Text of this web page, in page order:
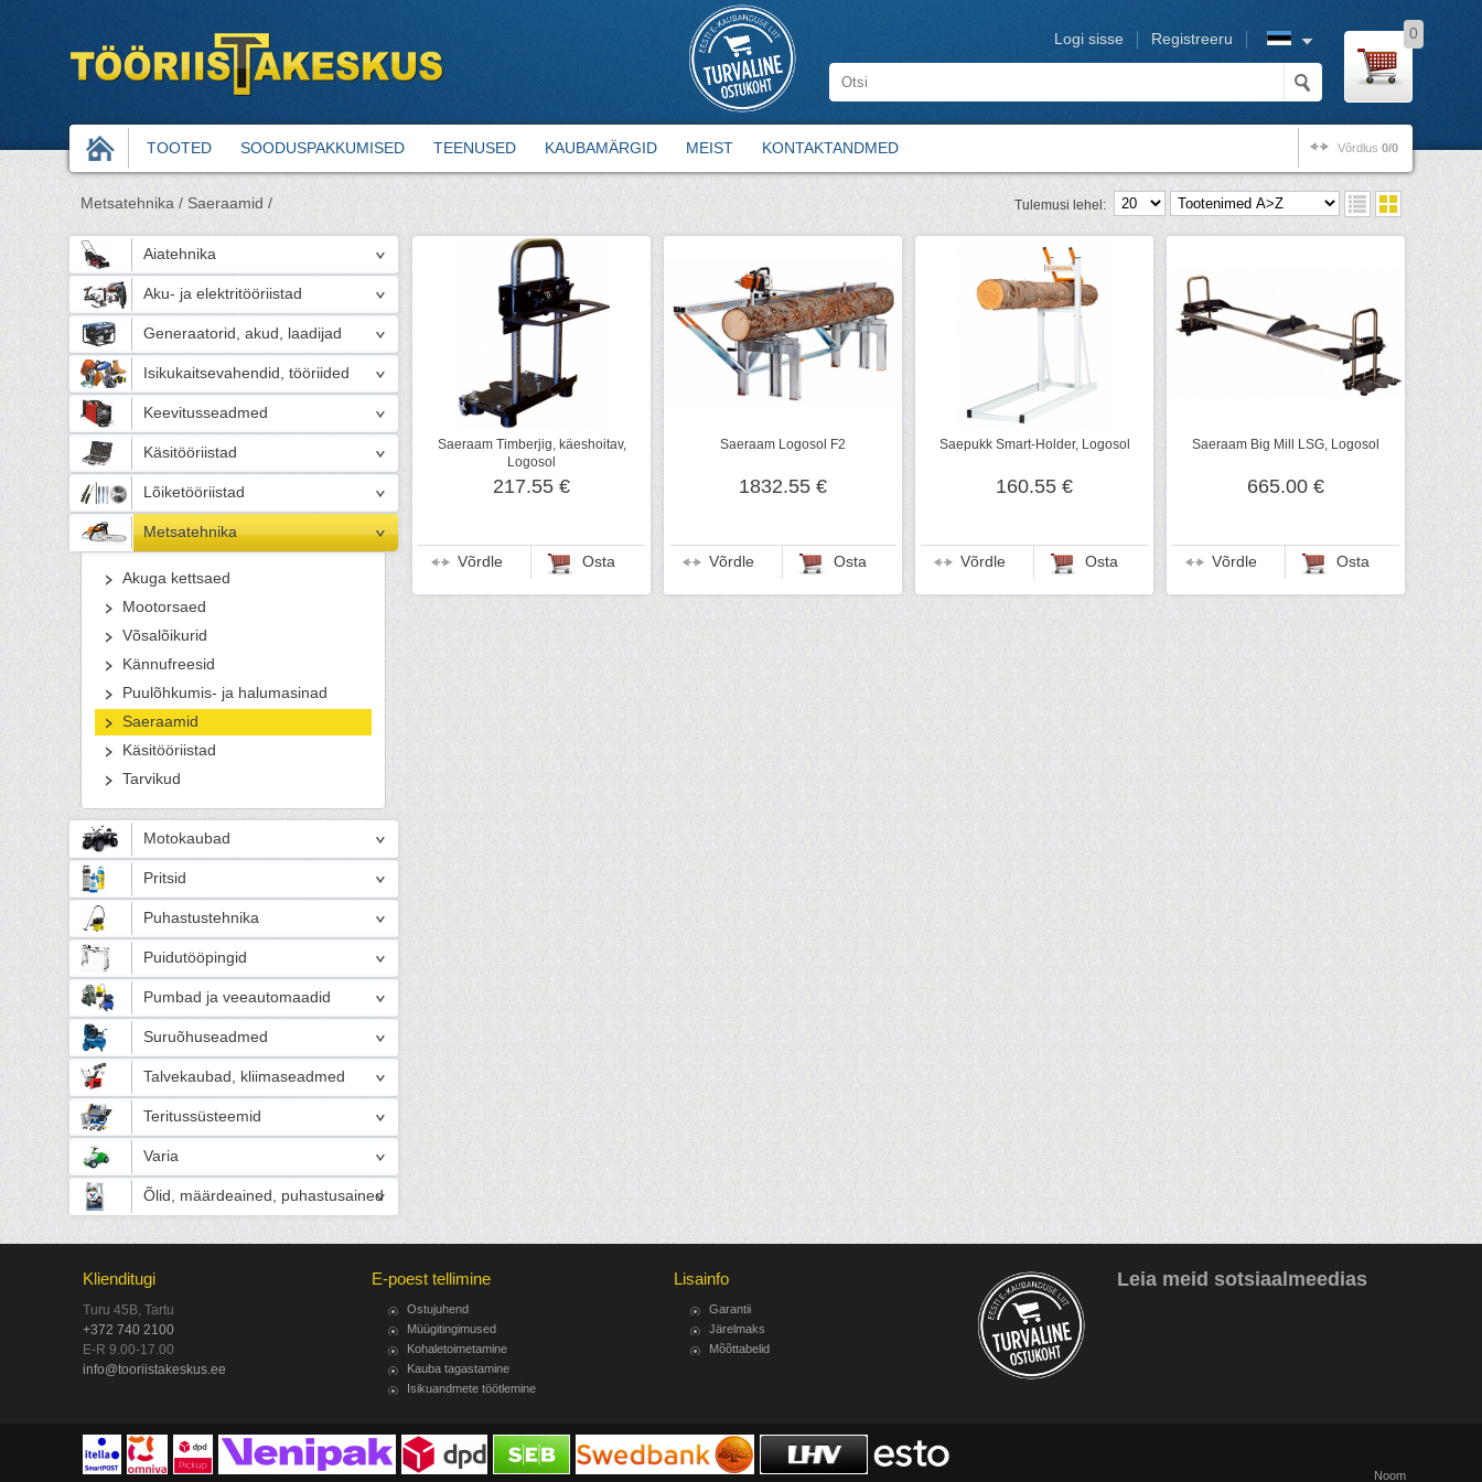
Registreeru
Logi sisse 0
TOOTED SOODUSPAKKUMISED TEENUSED KAUBAMÄRGID MEIST KONTAKTANDMED Võrdlus 0/0
Metsatehnika / Saeraamid / Tulemusi lehel:
Aiatehnika
Aku- ja elektritööriistad
Generaatorid, akud, laadijad
Isikukaitsevahendid, tööriided
Keevitusseadmed
Käsitööriistad
Lõiketööriistad
Metsatehnika
Akuga kettsaed
Mootorsaed
Võsalõikurid
Kännufreesid
Puulõhkumis- ja halumasinad
Saeraamid
Käsitööriistad
Tarvikud
Motokaubad
Pritsid
Puhastustehnika
Puidutööpingid
Pumbad ja veeautomaadid
Suruõhuseadmed
Talvekaubad, kliimaseadmed
Teritussüsteemid
Varia
Õlid, määrdeained, puhastusained
Saeraam Timberjig, käeshoitav,
Logosol
217.55 €
Võrdle Osta
Saeraam Logosol F2
1832.55 €
Võrdle Osta
Saepukk Smart-Holder, Logosol
160.55 €
Võrdle Osta
Saeraam Big Mill LSG, Logosol
665.00 €
Võrdle Osta
Klienditugi
Turu 45B, Tartu
+372 740 2100
E-R 9.00-17.00
info@tooriistakeskus.ee
E-poest tellimine
Ostujuhend
Müügitingimused
Kohaletoimetamine
Kauba tagastamine
Isikuandmete töötlemine
Lisainfo
Garantii
Järelmaks
Mõõttabelid
Leia meid sotsiaalmeedias
Noom